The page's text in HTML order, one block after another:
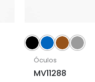
Óculos
MV11288